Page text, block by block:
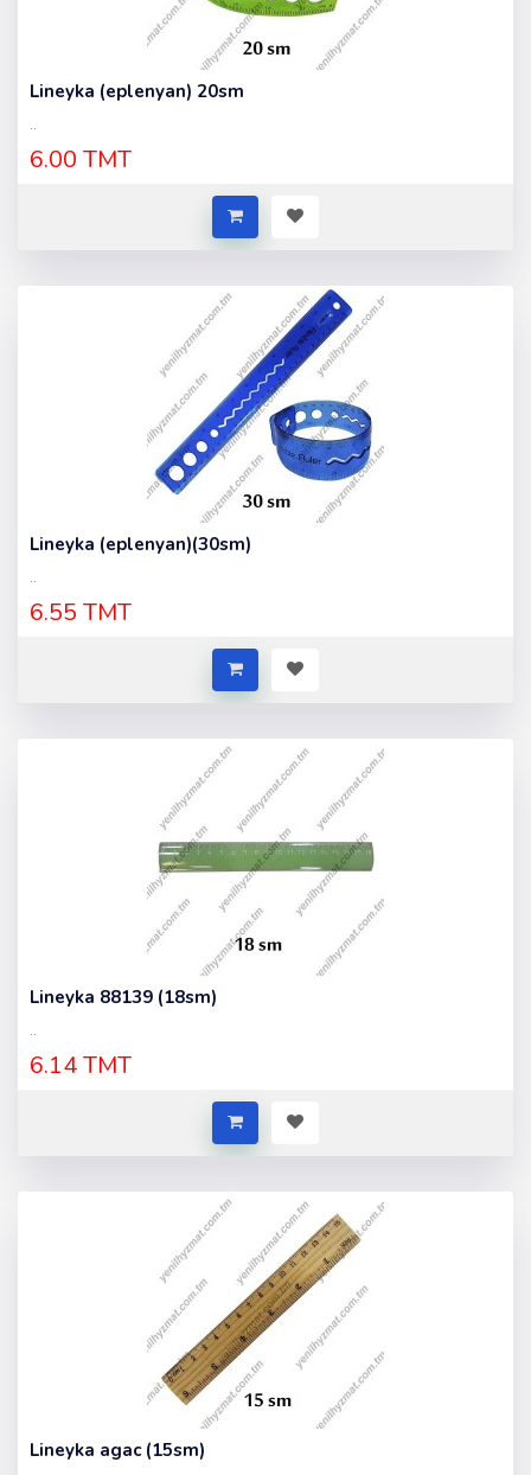
Lineyka (eplenyan) 20sm
..
6.00 TMT
Lineyka (eplenyan)(30sm)
..
6.55 TMT
Lineyka 88139 (18sm)
..
6.14 TMT
Lineyka agac (15sm)